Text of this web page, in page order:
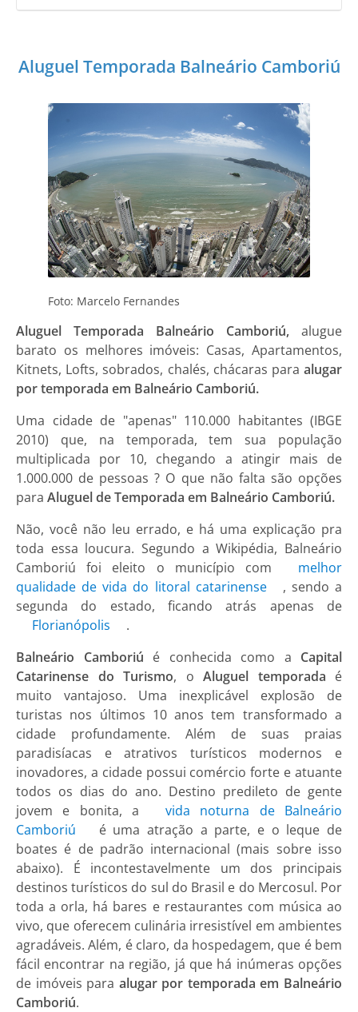
Aluguel Temporada Balneário Camboriú
Foto: Marcelo Fernandes
Aluguel Temporada Balneário Camboriú, alugue
barato os melhores imóveis: Casas, Apartamentos,
Kitnets, Lofts, sobrados, chalés, chácaras para alugar
por temporada em Balneário Camboriú.
Uma cidade de "apenas" 110.000 habitantes (IBGE
2010) que, na temporada, tem sua população
multiplicada por 10, chegando a atingir mais de
1.000.000 de pessoas ? O que não falta são opções
para Aluguel de Temporada em Balneário Camboriú.
Não, você não leu errado, e há uma explicação pra
toda essa loucura. Segundo a Wikipédia, Balneário
Camboriú foi eleito o município com
melhor
qualidade de vida do litoral catarinense
, sendo a
segunda do estado, ficando atrás apenas de
Florianópolis
.
Balneário Camboriú é conhecida como a Capital
Catarinense do Turismo, o Aluguel temporada é
muito vantajoso. Uma inexplicável explosão de
turistas nos últimos 10 anos tem transformado a
cidade profundamente. Além de suas praias
paradisíacas e atrativos turísticos modernos e
inovadores, a cidade possui comércio forte e atuante
todos os dias do ano. Destino predileto de gente
jovem e bonita, a
vida noturna de Balneário
Camboriú
é uma atração a parte, e o leque de
boates é de padrão internacional (mais sobre isso
abaixo). É incontestavelmente um dos principais
destinos turísticos do sul do Brasil e do Mercosul. Por
toda a orla, há bares e restaurantes com música ao
vivo, que oferecem culinária irresistível em ambientes
agradáveis. Além, é claro, da hospedagem, que é bem
fácil encontrar na região, já que há inúmeras opções
de imóveis para alugar por temporada em Balneário
Camboriú.